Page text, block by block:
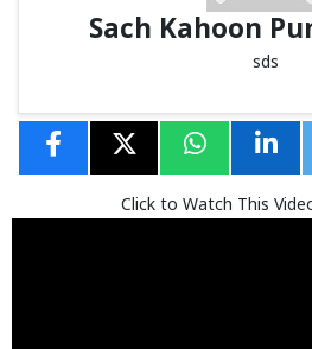
Sach Kahoon
sds
Click to Watch This